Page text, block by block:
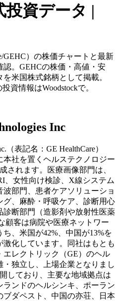
投資データ |
GEHC）の株価チャートと最新
。GEHCの株価・高値・安
米国株式銘柄として掲載。
資情報はWoodstockで。
Inc
（表記名：GE HealthCare）
社を置くヘルステクノロジー
されます。医療画像部門は、
、女性向け検診、X線システム
部門、患者ケアソリューショ
グ、麻酔・呼吸ケア、診断用心
断部門（造影剤や放射性医薬
顧客は病院や医療ネットワー
、米国が42%、中国が13%を
化しています。同社はもとも
レクトリック（GE）のヘル
・独立し、上場企業となりまし
しており、主要な地域拠点は
ンドのヘルシンキ、ポーラン
ブダペスト、中国の亦荘、日本